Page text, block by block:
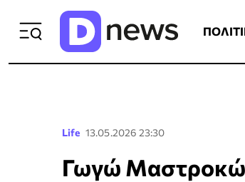
Life 13.05.2026 23:30
Γωγώ